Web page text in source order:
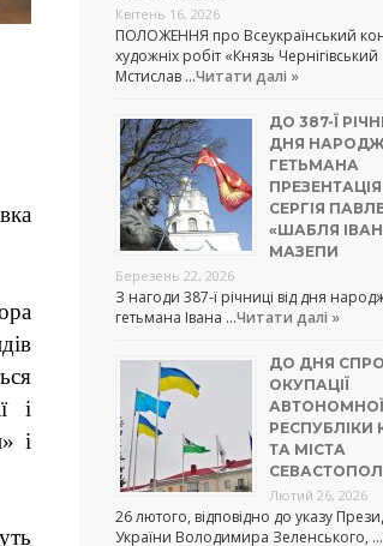
і
і
Квітень 16, 2026
ПОЛОЖЕННЯ про Всеукраїнський
художніх робіт «Князь Чернігівський
Мстислав …Читати далі »
ДО 387-Ї
ДНЯ
ГЕТЬМАНА
СЕРГІЯ
«ШАБЛЯ
МАЗЕПИ
Березень 22, 2026
З нагоди 387-ї річниці від дня
гетьмана Івана …Читати далі »
ДО ДНЯ
ОКУПАЦІЇ
АВТОНОМНОЇ
РЕСПУБЛІКИ
ТА МІСТА
Лютий 26, 2026
26 лютого, відповідно до указу
України Володимира Зеленського, …